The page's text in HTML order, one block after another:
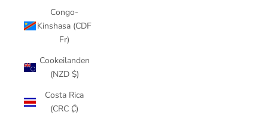
Congo-
Kinshasa (CDF
Fr)
Cookeilanden
(NZD $)
Costa Rica
(CRC ₡)